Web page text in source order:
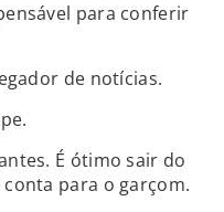
para conferir
de notícias.
É ótimo sair do
para o garçom.